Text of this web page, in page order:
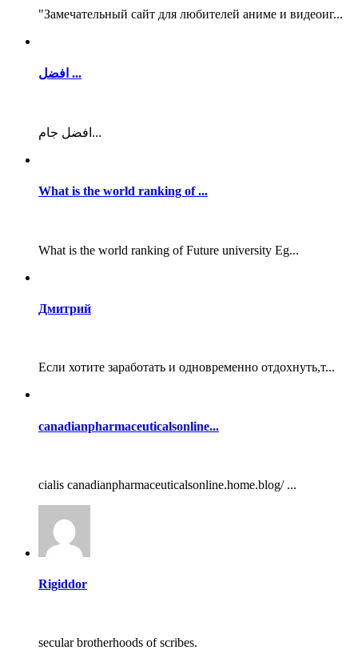
"Замечательный сайт для любителей аниме и видеоиг...
افضل ...
افضل جام...
What is the world ranking of ...
What is the world ranking of Future university Eg...
Дмитрий
Если хотите заработать и одновременно отдохнуть,т...
canadianpharmaceuticalsonline...
cialis canadianpharmaceuticalsonline.home.blog/ ...
Rigiddor
secular brotherhoods of scribes.